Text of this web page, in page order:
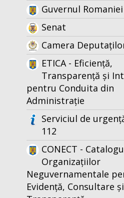
Guvernul Romaniei
Senat
Camera
ETICA - Eficiență,
Transparență și
pentru Conduita din
Administrație
Serviciul de
112
CONECT -
Organizațiilor
Neguvernamentale
Evidență, Consultare și